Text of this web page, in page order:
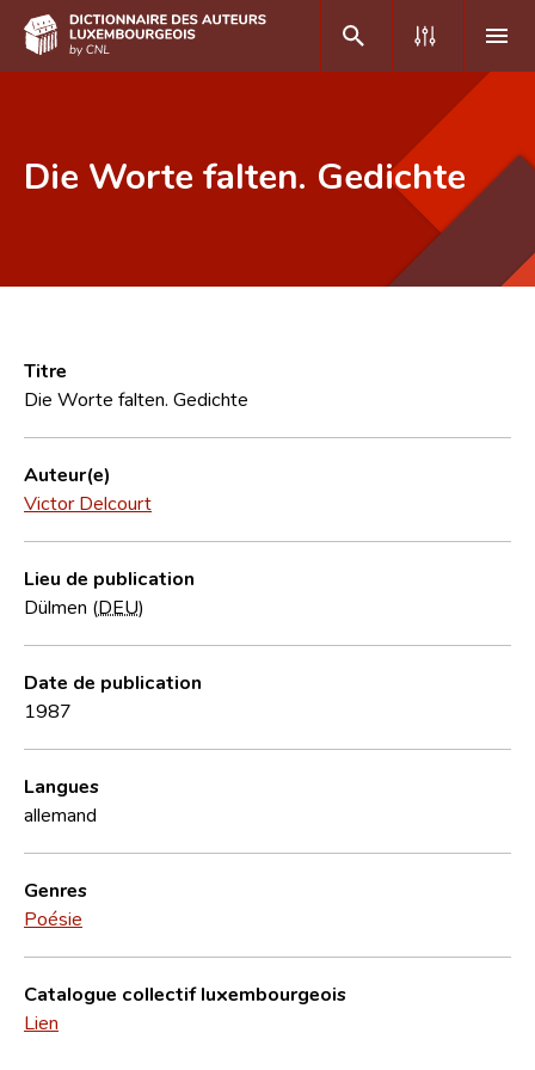
Foire aux questions
CNL
Équipe scientifique
Contact
Die Worte falten. Gedichte
Titre
Die Worte falten. Gedichte
Auteur(e)
Victor Delcourt
Lieu de publication
Dülmen (DEU)
Date de publication
1987
Langues
allemand
Genres
Poésie
Catalogue collectif luxembourgeois
Lien